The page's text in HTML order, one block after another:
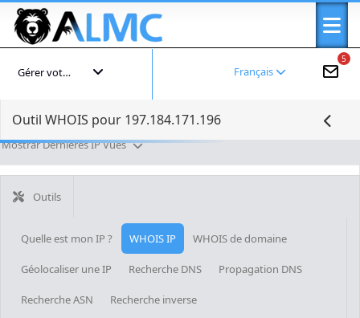
5
Français
Gérer votre compte
Outil WHOIS pour 197.184.171.196
Mostrar Dernières IP Vues
Outils
Quelle est mon IP ? WHOIS IP WHOIS de domaine
Géolocaliser une IP Recherche DNS Propagation DNS
Recherche ASN Recherche inverse